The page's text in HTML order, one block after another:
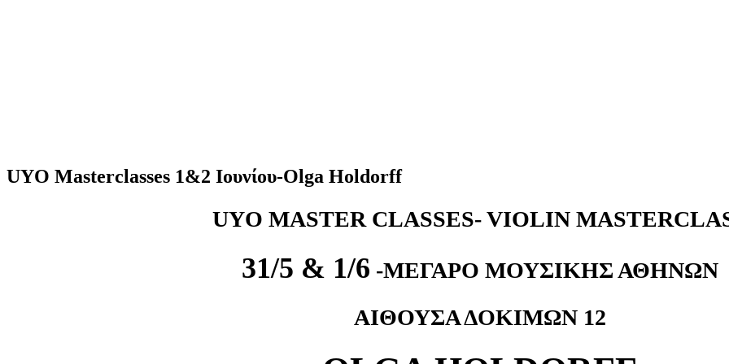
UYO Masterclasses 1&2 Ιουνίου-Olga Holdorff
UYO MASTER CLASSES- VIOLIN
31/5 & 1/6 -ΜΕΓΑΡΟ ΜΟΥΣΙΚΗΣ ΑΘΗΝΩΝ
ΑΙΘΟΥΣΑ ΔΟΚΙΜΩΝ 12